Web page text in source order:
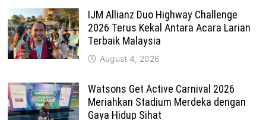
IJM Allianz Duo Highway Challenge
2026 Terus Kekal Antara Acara Larian
Terbaik Malaysia
August 4, 2026
Watsons Get Active Carnival 2026
Meriahkan Stadium Merdeka dengan
Gaya Hidup Sihat